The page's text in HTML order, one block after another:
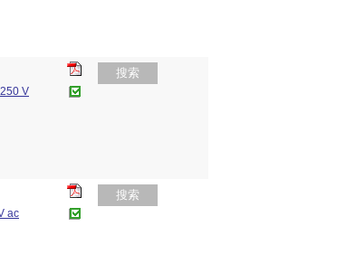
V
搜索
ac
搜索